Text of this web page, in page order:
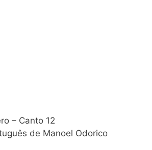
– Canto 12
de Manoel Odorico